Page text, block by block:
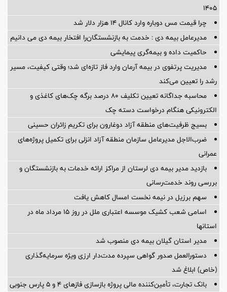
۱۴۰۵
چرا قیمت مس دوباره وارد کانال ۱۴ هزار دلار شد
مدیرعامل بیمه دی : خدمت به بازنشستگان‌را افتخار بیمه دی می دانیم
حاکمیت داده و بیمه‌گری پیمایشی
مدیریت پرتفوی در بیمه آرمان وارد فاز تازه‌ای شد؛ وقتی کیفیت، مسیر
رشد را تعیین می‌کند
محاسبه جداگانه تعیین تکلیف 80 درصد برگه چک‌های کاغذی و
الکترونیکی هنگام درخواست دسته چک
بسیج ظرفیت‌های منطقه آزاد دوغارون برای تکریم زائران حسینی
ضرب‌الاجل مدیرعامل سازمان منطقه آزاد انزلی برای تكمیل پروژه‌های
عمرانی
بازدید مدیر بیمه دی لرستان از مراکز ارائه خدمات به بازنشستگان و
بررسی روند خدمت‌رسانی
سهم برزیل در نیمه نخست امسال کاهش یافت
اسامی شعب کشیک موسسه اعتباری ملل در روز 15 مرداد ماه در
استانها
مدیر استان گیلان بیمه دی منصوب شد
دستورالعمل صدور گواهی سپرده مدت‌دار ارزی ویژه سرمایه‌گذاری
(خاص) ابلاغ شد
بانک تجارت، تأمین‌کننده مالی پروژه بازسازی فازهای ۴ و ۵ پارس جنوبی